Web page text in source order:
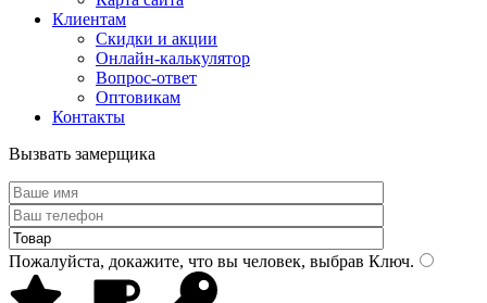
Клиентам
Скидки и акции
Онлайн-калькулятор
Вопрос-ответ
Оптовикам
Контакты
Вызвать замерщика
Пожалуйста, докажите, что вы человек, выбрав Ключ.